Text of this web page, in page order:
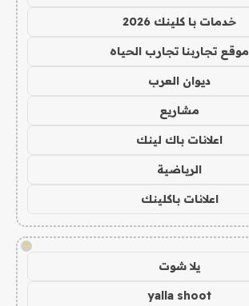
خدمات با كلينك 2026
موقع تجاربنا تجارب الحياه
ديوان العرب
مشاريع
اعلانات باك لينك
الرياضية
اعلانات باكلينك
!
يلا شوت
yalla shoot